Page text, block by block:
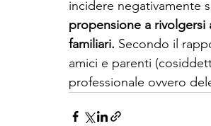
incidere negativamente
propensione a
familiari. Secondo il
amici e parenti
professionale ovvero